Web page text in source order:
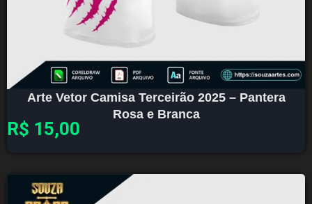
Arte Vetor Camisa Terceirão 2025 – Pantera
Rosa e Branca
R$ 15,00